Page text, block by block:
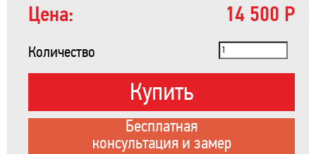
Цена: 14 500 Р
Количество
Купить
Бесплатная
консультация и замер